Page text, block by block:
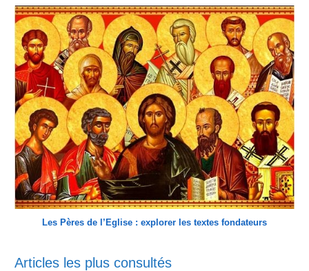
Les Pères de l’Eglise : explorer les textes fondateurs
Articles les plus consultés